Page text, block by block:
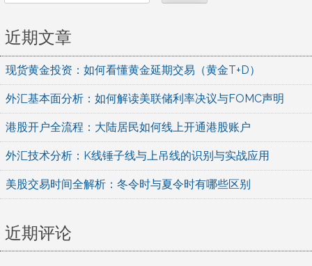
近期文章
现货黄金投资：如何看懂黄金延期交易（黄金T+D）
外汇基本面分析：如何解读美联储利率决议与FOMC声明
港股开户全流程：大陆居民如何线上开通港股账户
外汇技术分析：K线锤子线与上吊线的识别与实战应用
美股交易时间全解析：冬令时与夏令时有哪些区别
近期评论